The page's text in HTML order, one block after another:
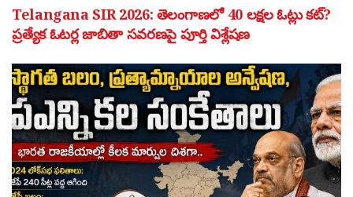
Telangana SIR 2026: తెలంగాణలో 40 లక్షల ఓట్లు కట్?
ప్రత్యేక ఓటర్ల జాబితా సవరణపై పూర్తి విశ్లేషణ